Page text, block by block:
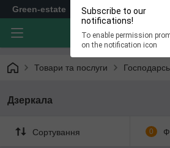
Subscribe to our
notifications!
To enable permission
on the notification icon
Green-estate
Товари та послуги
Дзеркала
Сортування 0